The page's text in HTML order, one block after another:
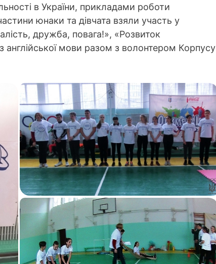
в України, прикладами роботи
юнаки та дівчата взяли участь у
дружба, повага!», «Розвиток
англійської мови разом з волонтером Корпусу